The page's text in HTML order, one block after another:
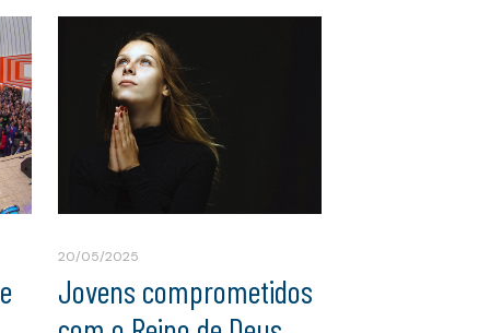
20/05/2025
Jovens comprometidos